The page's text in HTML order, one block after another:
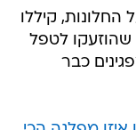
החלונות, קיללו
שהוזעקו לטפל
כבר